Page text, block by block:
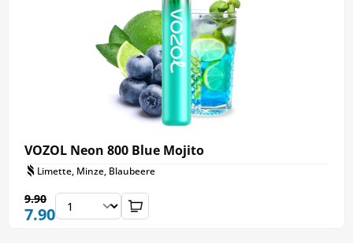
VOZOL Neon 800 Blue Mojito
Limette, Minze, Blaubeere
7.90
9.90